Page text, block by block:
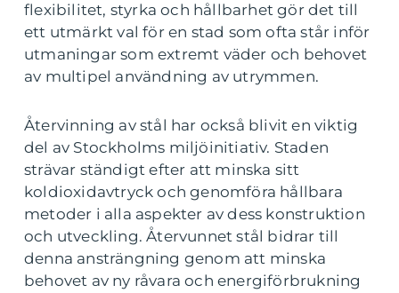
flexibilitet, styrka och hållbarhet gör det till
ett utmärkt val för en stad som ofta står inför
utmaningar som extremt väder och behovet
av multipel användning av utrymmen.
Återvinning av stål har också blivit en viktig
del av Stockholms miljöinitiativ. Staden
strävar ständigt efter att minska sitt
koldioxidavtryck och genomföra hållbara
metoder i alla aspekter av dess konstruktion
och utveckling. Återvunnet stål bidrar till
denna ansträngning genom att minska
behovet av ny råvara och energiförbrukning